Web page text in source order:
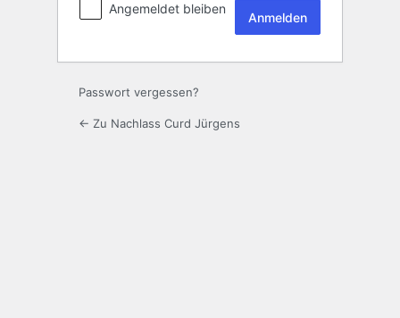
Angemeldet bleiben
Passwort vergessen?
← Zu Nachlass Curd Jürgens